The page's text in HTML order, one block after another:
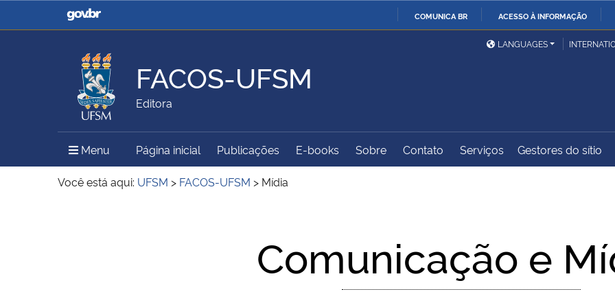
COMUNICA BR ACESSO À INFORMAÇÃO
Casa Civil
Ministério da Justiça e
Ministério da Defesa
Ministério das Relações
Exteriores
Ministério da Agricultura,
Pecuária e Abastecimento
Ministério da Educação
Ministério do Meio Ambiente Ministério do Turismo
Ministério do
Controladoria-Geral da
LANGUAGES
FACOS-UFSM
Editora
Menu Menu Principal do Sítio
Página inicial Publicações E-books Sobre Contato Serviços Gestores do sítio
Você está aqui: UFSM > FACOS-UFSM > Mídia
Comunicação e